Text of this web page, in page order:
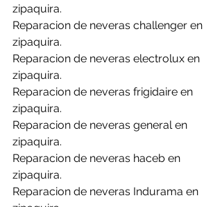
zipaquira.
Reparacion de neveras challenger en
zipaquira.
Reparacion de neveras electrolux en
zipaquira.
Reparacion de neveras frigidaire en
zipaquira.
Reparacion de neveras general en
zipaquira.
Reparacion de neveras haceb en
zipaquira.
Reparacion de neveras Indurama en